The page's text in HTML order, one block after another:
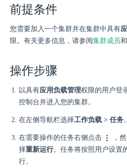
前提条件
您需要加入一个集群并在集群中具有
限。有关更多信息，请参阅集群成员和
操作步骤
以具有应用负载管理权限的用户登
控制台并进入您的集群。
在左侧导航栏选择工作负载 > 任务。
在需要操作的任务右侧点击
，
择重新运行。任务将按照用户设置
行。